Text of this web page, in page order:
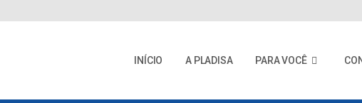
INÍCIO A PLADISA PARA VOCÊ